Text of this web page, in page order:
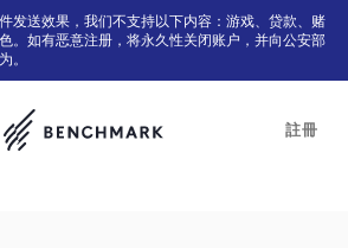
发送效果，我们不支持以下内容：游戏、贷款、赌
。如有恶意注册，将永久性关闭账户，并向公安部
。
註冊